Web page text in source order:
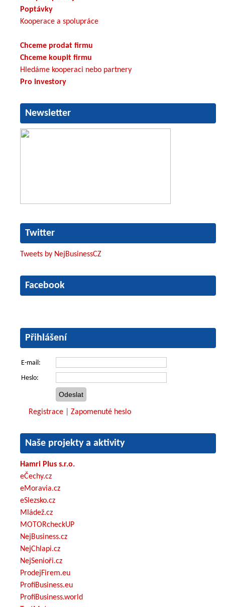
Poptávky
Kooperace a spolupráce
Chceme prodat firmu
Chceme koupit firmu
Hledáme kooperaci nebo partnery
Pro investory
Newsletter
Twitter
Tweets by NejBusinessCZ
Facebook
Přihlášení
E-mail:
Heslo:
Registrace Zapomenuté heslo
Naše projekty a aktivity
Hamri Plus s.r.o.
eČechy.cz
eMoravia.cz
eSlezsko.cz
Mládež.cz
MOTORcheckUP
NejBusiness.cz
NejChlapi.cz
NejSenioři.cz
ProdejFirem.eu
ProfiBusiness.eu
ProfiBusiness.world